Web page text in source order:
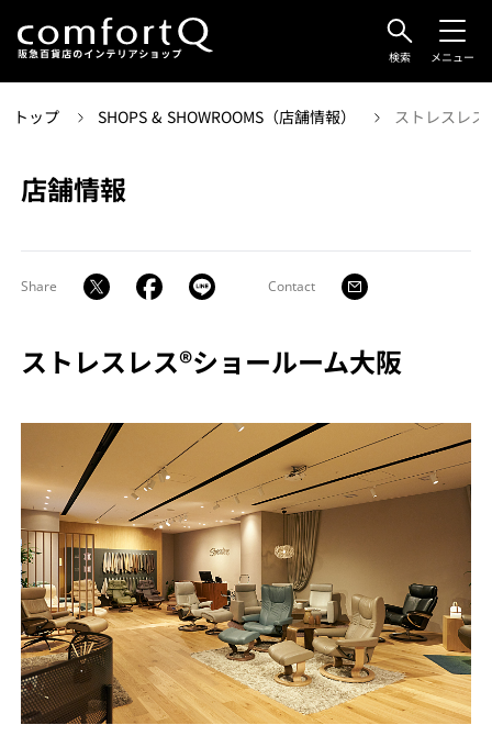
検索 メニュー
トップ SHOPS & SHOWROOMS（店舗情報） ストレスレ
店舗情報
Share Contact
ストレスレス®ショールーム大阪